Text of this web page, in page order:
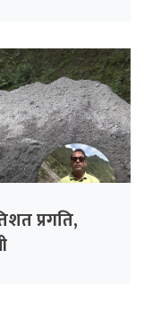
प्रगति,